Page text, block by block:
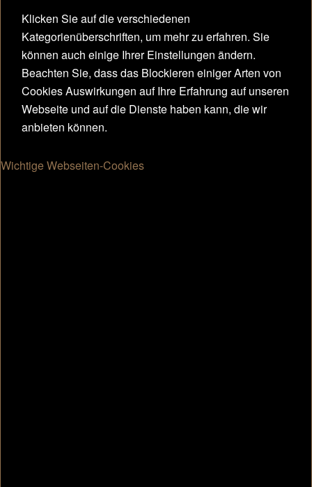
Klicken Sie auf die verschiedenen
Kategorienüberschriften, um mehr zu erfahren. Sie
können auch einige Ihrer Einstellungen ändern.
Beachten Sie, dass das Blockieren einiger Arten von
Cookies Auswirkungen auf Ihre Erfahrung auf unseren
Webseite und auf die Dienste haben kann, die wir
anbieten können.
Wichtige Webseiten-Cookies